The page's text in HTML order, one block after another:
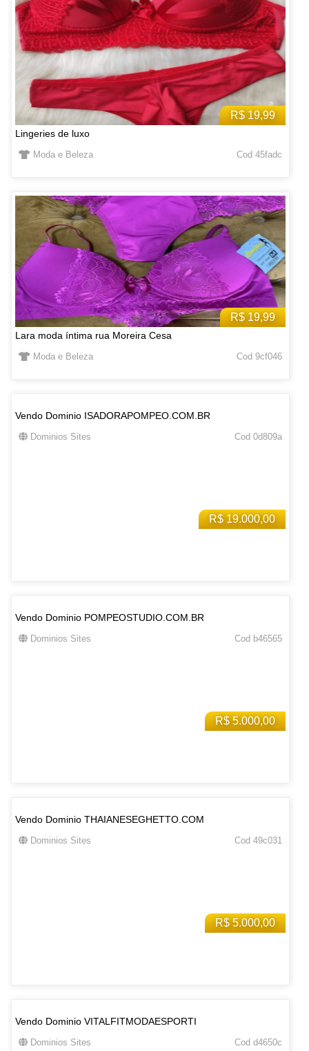
R$ 19,99
Lingeries de luxo
Moda e Beleza Cod 45fadc
R$ 19,99
Lara moda íntima rua Moreira Cesa
Moda e Beleza Cod 9cf046
R$ 19.000,00
Vendo Dominio ISADORAPOMPEO.COM.BR
Dominios Sites Cod 0d809a
R$ 5.000,00
Vendo Dominio POMPEOSTUDIO.COM.BR
Dominios Sites Cod b46565
R$ 5.000,00
Vendo Dominio THAIANESEGHETTO.COM
Dominios Sites Cod 49c031
Vendo Dominio VITALFITMODAESPORTI
Dominios Sites Cod d4650c